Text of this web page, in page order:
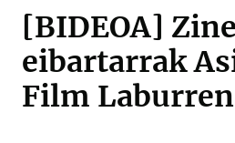
[BIDEOA]
eibartarrak
Film